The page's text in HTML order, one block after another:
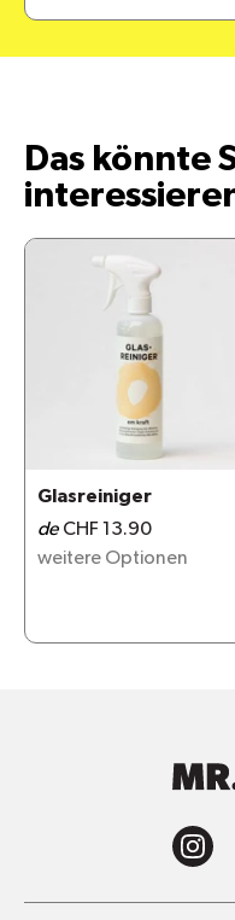
Das könnte
Glasreiniger
de CHF 13.90
weitere Optionen